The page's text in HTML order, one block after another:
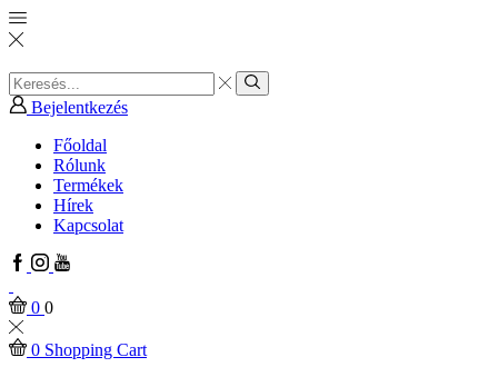
Search
input
Search
Bejelentkezés
Főoldal
Rólunk
Termékek
Hírek
Kapcsolat
Facebook
Instagram
Youtube
0 0
0 Shopping Cart